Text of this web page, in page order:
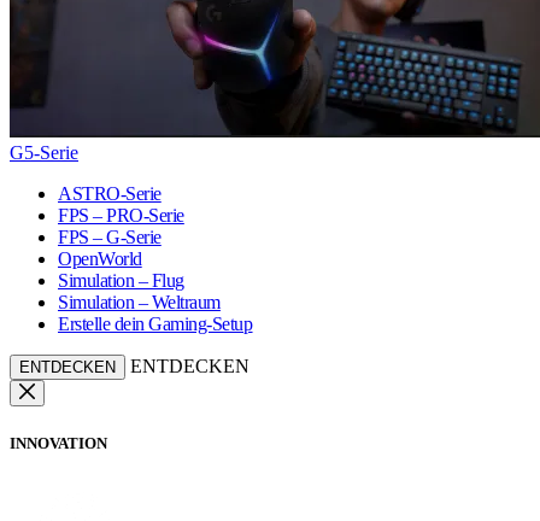
G5-Serie
ASTRO-Serie
FPS – PRO-Serie
FPS – G-Serie
OpenWorld
Simulation – Flug
Simulation – Weltraum
Erstelle dein Gaming-Setup
ENTDECKEN ENTDECKEN
INNOVATION